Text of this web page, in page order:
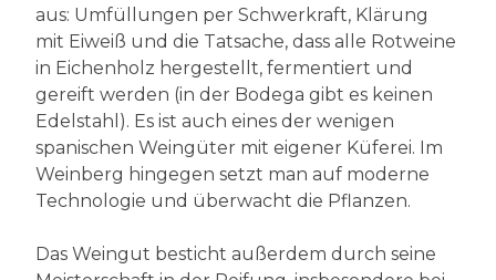
aus: Umfüllungen per Schwerkraft, Klärung
mit Eiweiß und die Tatsache, dass alle Rotweine
in Eichenholz hergestellt, fermentiert und
gereift werden (in der Bodega gibt es keinen
Edelstahl). Es ist auch eines der wenigen
spanischen Weingüter mit eigener Küferei. Im
Weinberg hingegen setzt man auf moderne
Technologie und überwacht die Pflanzen.
Das Weingut besticht außerdem durch seine